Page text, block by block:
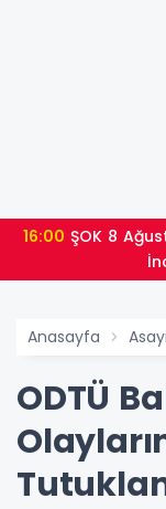
16:00
Anasayfa
ODTÜ